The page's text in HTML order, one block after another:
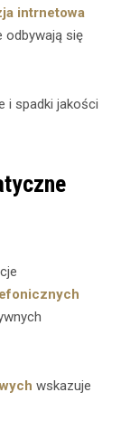
intrnetowa
odbywają się
i spadki jakości
wskazuje